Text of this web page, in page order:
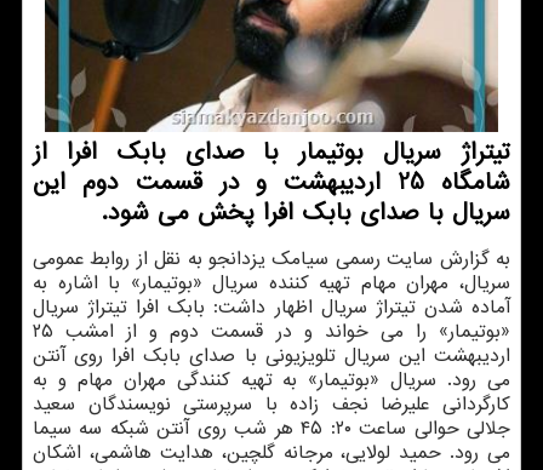
تیتراژ سریال بوتیمار با صدای بابک افرا از
شامگاه 25 اردیبهشت و در قسمت دوم این
سریال با صدای بابک افرا پخش می شود.
به گزارش سایت رسمی سیامک یزدانجو به نقل از روابط عمومی
سریال، مهران مهام تهیه کننده سریال «بوتیمار» با اشاره به
آماده شدن تیتراژ سریال اظهار داشت: بابک افرا تیتراژ سریال
«بوتیمار» را می خواند و در قسمت دوم و از امشب ۲۵
اردیبهشت این سریال تلویزیونی با صدای بابک افرا روی آنتن
می رود. سریال «بوتیمار» به تهیه کنندگی مهران مهام و به
کارگردانی علیرضا نجف زاده با سرپرستی نویسندگان سعید
جلالی حوالی ساعت ۲۰: ۴۵ هر شب روی آنتن شبکه سه سیما
می رود. حمید لولایی، مرجانه گلچین، هدایت هاشمی، اشکان